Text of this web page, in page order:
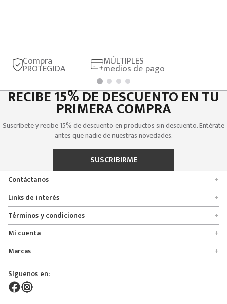
Compra
PROTEGIDA
MÚLTIPLES
medios de pago
RECIBE 15% DE DESCUENTO EN TU
PRIMERA COMPRA
Suscríbete y recibe 15% de descuento en productos sin descuento. Entérate
antes que nadie de nuestras novedades.
SUSCRIBIRME
Contáctanos
+
Encuentra tu tienda
Formulario de solicitudes
Servicio al cliente
Línea nacional 01 8000 112674
Bogotá 6767876
Calle 164# 21 - 53, Bogotá, Colombia
servicioalcliente@mybosi.com
NIT: 860.520.243-4
Links de interés +
Quienes somos
Políticas de entrega, cambio y devolución
Políticas de privacidad
Preguntas frecuentes
Glosario
Derecho de retracto
Superintendencia de instrudria y comercio
Términos y condiciones +
Promociones
Crédito Addi
Bono regalo
Mi cuenta +
Rastrear mi pedido
Lista de deseos
Pedidos
Marcas +
Bosi
Bambino
ADT Motowear
Síguenos en: